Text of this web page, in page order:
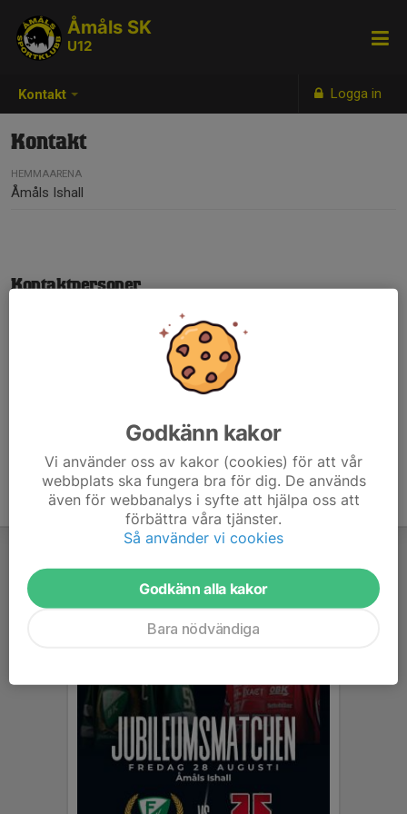
Kontakt Logga in
Åmåls SK
U12
Kontakt
HEMMAARENA
Åmåls Ishall
Kontaktpersoner
Christopher Wänerbris
wanerbris@gmail.com
Godkänn kakor
Vi använder oss av kakor (cookies) för att vår
webbplats ska fungera bra för dig. De används
även för webbanalys i syfte att hjälpa oss att
förbättra våra tjänster.
Så använder vi cookies
Godkänn alla kakor
Bara nödvändiga